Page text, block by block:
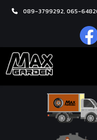
089-3799292, 065-
หน้าแรก